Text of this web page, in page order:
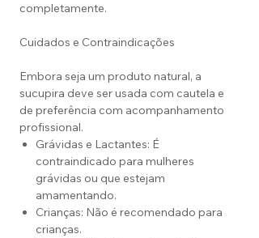
completamente.
Cuidados e Contraindicações
Embora seja um produto natural, a
sucupira deve ser usada com cautela e
de preferência com acompanhamento
profissional.
Grávidas e Lactantes: É
contraindicado para mulheres
grávidas ou que estejam
amamentando.
Crianças: Não é recomendado para
crianças.